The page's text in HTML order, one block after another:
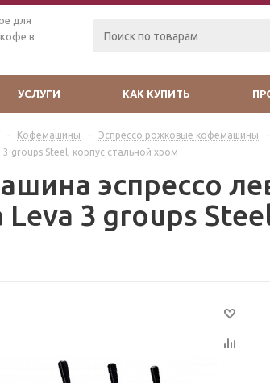
для
в
УСЛУГИ КАК КУПИТЬ
- Кофемашины - Эспрессо рожковые кофемашины -
groups Steel, корпус стальной хром
эспрессо
3 groups